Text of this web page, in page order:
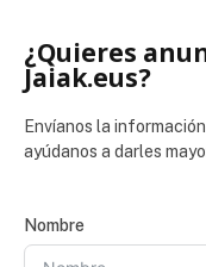
¿Quieres
Jaiak.eus?
Envíanos la
ayúdanos a darles
Nombre